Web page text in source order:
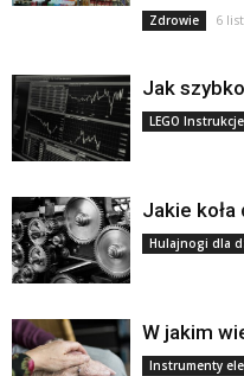
Zdrowie 6
Jak
LEGO Instrukcje
Jakie
Hulajnogi dla
W jakim
Instrumenty